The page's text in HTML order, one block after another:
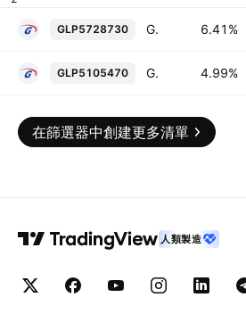
GLP5728730 Global Partners LP 8.25% 15-JAN-2032 6.41%
GLP5105470 Global Partners LP 6.875% 15-JAN-2029 4.99%
在篩選器中創建更多清單
人類製造